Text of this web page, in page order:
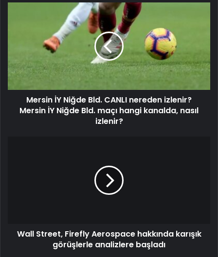
Mersin İY Niğde Bld. CANLI nereden izlenir?
Mersin İY Niğde Bld. maçı hangi kanalda, nasıl
izlenir?
Wall Street, Firefly Aerospace hakkında karışık
görüşlerle analizlere başladı